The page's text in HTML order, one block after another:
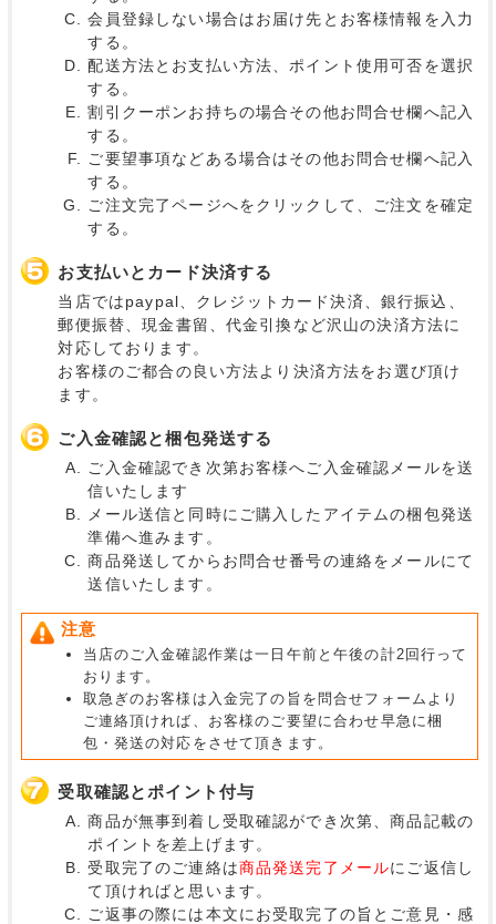
会員登録しない場合はお届け先とお客様情報を入力
する。
配送方法とお支払い方法、ポイント使用可否を選択
する。
割引クーポンお持ちの場合その他お問合せ欄へ記入
する。
ご要望事項などある場合はその他お問合せ欄へ記入
する。
ご注文完了ページへをクリックして、ご注文を確定
する。
お支払いとカード決済する
当店ではpaypal、クレジットカード決済、銀行振込、
郵便振替、現金書留、代金引換など沢山の決済方法に
対応しております。
お客様のご都合の良い方法より決済方法をお選び頂け
ます。
ご入金確認と梱包発送する
ご入金確認でき次第お客様へご入金確認メールを送
信いたします
メール送信と同時にご購入したアイテムの梱包発送
準備へ進みます。
商品発送してからお問合せ番号の連絡をメールにて
送信いたします。
注意
当店のご入金確認作業は一日午前と午後の計2回行って
おります。
取急ぎのお客様は入金完了の旨を問合せフォームより
ご連絡頂ければ、お客様のご要望に合わせ早急に梱
包・発送の対応をさせて頂きます。
受取確認とポイント付与
商品が無事到着し受取確認ができ次第、商品記載の
ポイントを差上げます。
受取完了のご連絡は商品発送完了メールにご返信し
て頂ければと思います。
ご返事の際には本文にお受取完了の旨とご意見・感